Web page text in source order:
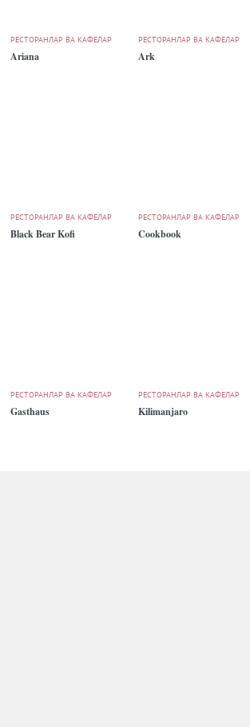
РЕСТОРАНЛАР ВА КАФЕЛАР
Ariana
РЕСТОРАНЛАР ВА КАФЕЛАР
Ark
РЕСТОРАНЛАР ВА КАФЕЛАР
Black Bear Kofi
РЕСТОРАНЛАР ВА КАФЕЛАР
Cookbook
РЕСТОРАНЛАР ВА КАФЕЛАР
Gasthaus
РЕСТОРАНЛАР ВА КАФЕЛАР
Kilimanjaro